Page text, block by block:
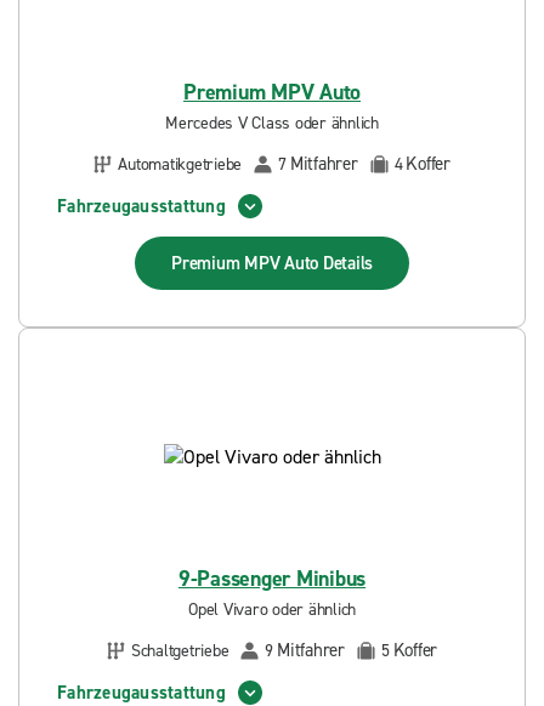
Premium MPV Auto
Mercedes V Class oder ähnlich
Automatikgetriebe
7 Mitfahrer 4Koffer
Fahrzeugausstattung
Premium MPV Auto Details
9-Passenger Minibus
Opel Vivaro oder ähnlich
Schaltgetriebe
9 Mitfahrer 5 Koffer
Fahrzeugausstattung